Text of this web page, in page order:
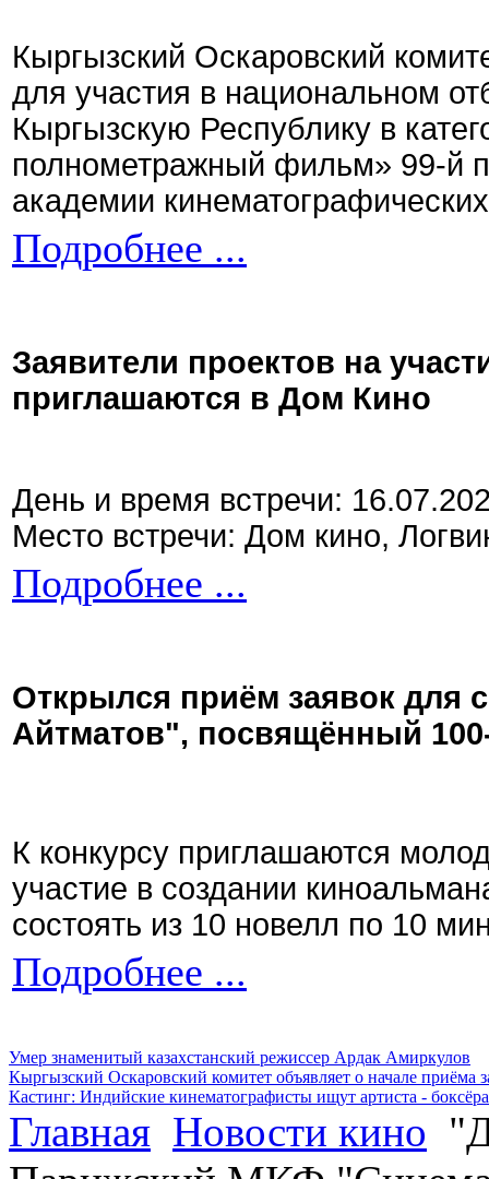
Кыргызский Оскаровский
для участия в национальном
Кыргызскую Республику в
полнометражный фильм» 99-й
академии
Подробнее ...
Заявители проектов на
приглашаются в Дом Кино
День и время встречи:
Место встречи: Дом кино,
Подробнее ...
Открылся приём заявок для
Айтматов", посвящённый
К конкурсу приглашаются
участие в создании
состоять из 10 новелл по 10
Подробнее ...
Умер знаменитый казахстанский режиссер Ардак Амиркулов
Кыргызский Оскаровский комитет объявляет о начале приёма
Кастинг: Индийские кинематографисты ищут артиста -
Главная Новости кино